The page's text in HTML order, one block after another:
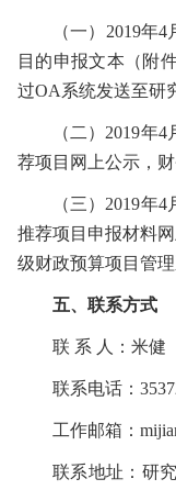
（一） 2019年4
目的申报文本（附
过OA系统发送至研
（二） 2019年4
荐项目网上公示，
（三） 2019年4
推荐项目申报材料
级财政预算项目管
五、联系方式
联 系 人：米健
联系电话：
工作邮箱：
联系地址：研